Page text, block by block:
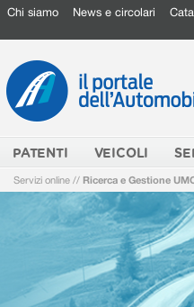
Chi siamo News e circolari
PATENTI VEICOLI
Servizi online // Ricerca e Gestione